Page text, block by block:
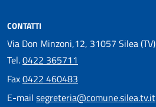
CONTATTI
Via Don Minzoni,12, 31057 Silea (TV)
Tel.0422 365711
Fax0422 460483
E-mail segreteria@comune.silea.tv.it